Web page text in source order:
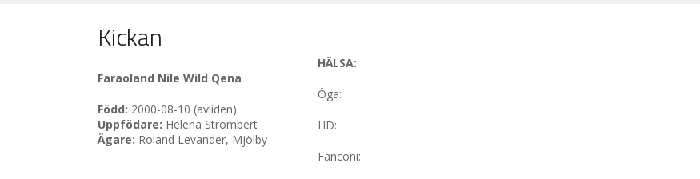
Kickan
Faraoland Nile Wild Qena
Född: 2000-08-10 (avliden)
Uppfödare: Helena Strömbert
Ägare: Roland Levander, Mjölby
HÄLSA:
Öga:
HD:
Fanconi: